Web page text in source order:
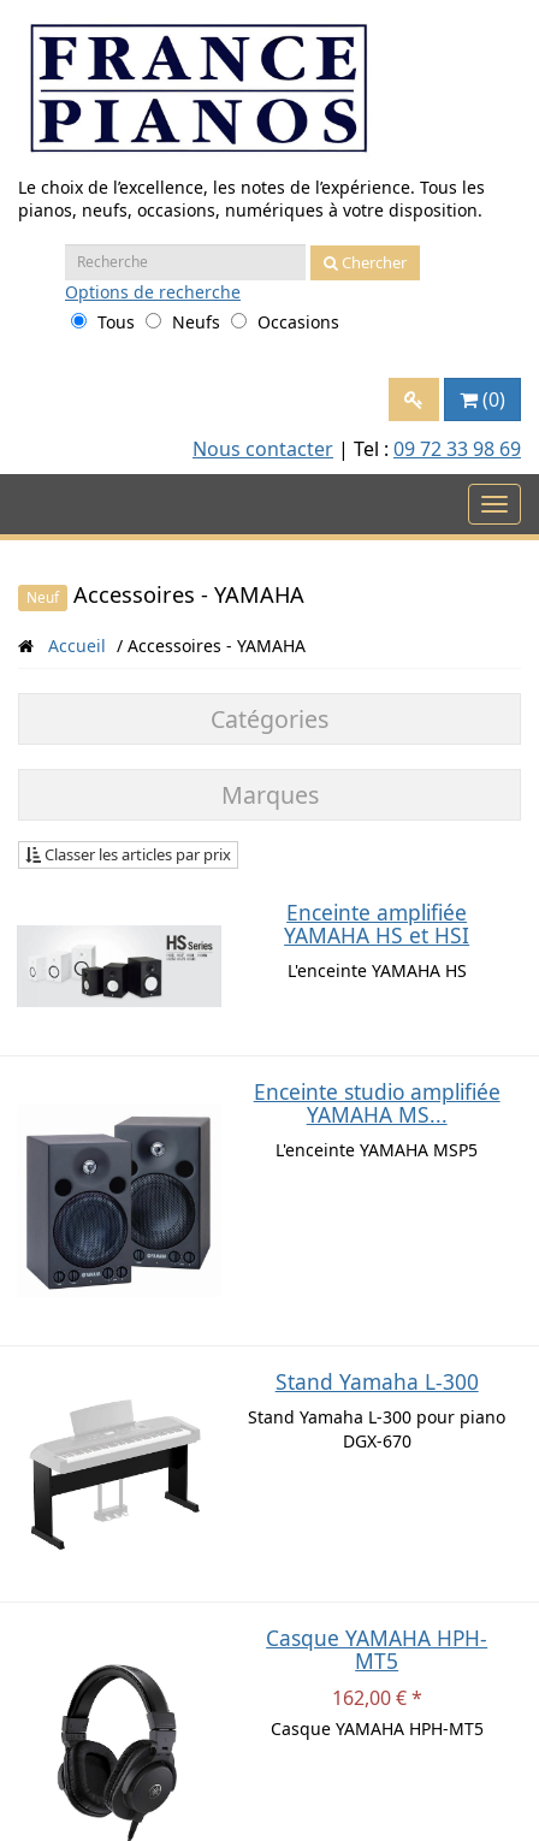
contenu
Le choix de l’excellence, les notes de l’expérience. Tous les
pianos, neufs, occasions, numériques à votre disposition.
Recherche
:
Chercher
Options de recherche
Tous
Neufs Occasions
(0)
Nous contacter | Tel : 09 72 33 98 69
Neuf Accessoires - YAMAHA
Accueil Accessoires - YAMAHA
Catégories
Marques
Classer les articles par prix
Enceinte amplifiée
YAMAHA HS et HSI
L'enceinte YAMAHA HS
Enceinte studio amplifiée
YAMAHA MS...
L'enceinte YAMAHA MSP5
Stand Yamaha L-300
Stand Yamaha L-300 pour piano
DGX-670
Casque YAMAHA HPH-
MT5
162,00 € *
Casque YAMAHA HPH-MT5